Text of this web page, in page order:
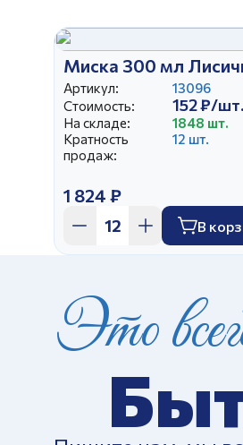
Миска 300 мл
Артикул:
13096
Стоимость:
152 ₽/шт.
На складе:
1848 шт.
Кратность
продаж:
12 шт.
1 824 ₽
В
Это